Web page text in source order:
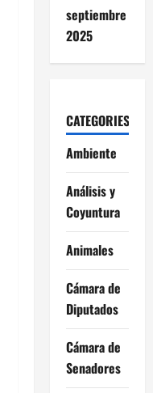
septiembre
2025
CATEGORIES
Ambiente
Análisis y
Coyuntura
Animales
Cámara de
Diputados
Cámara de
Senadores